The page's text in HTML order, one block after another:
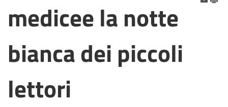
medicee la notte
bianca dei piccoli
lettori